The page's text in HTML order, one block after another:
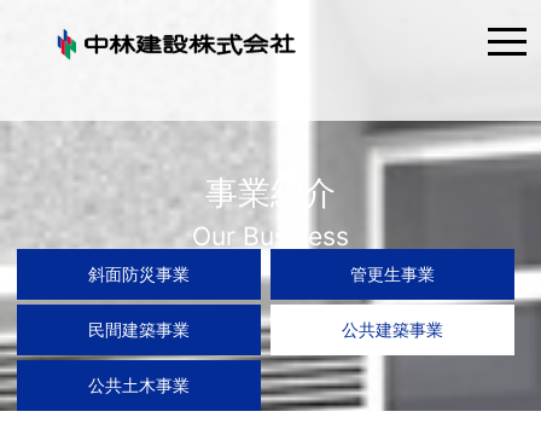
事業紹介
Our Business
斜面防災事業 管更生事業
民間建築事業 公共建築事業
公共土木事業